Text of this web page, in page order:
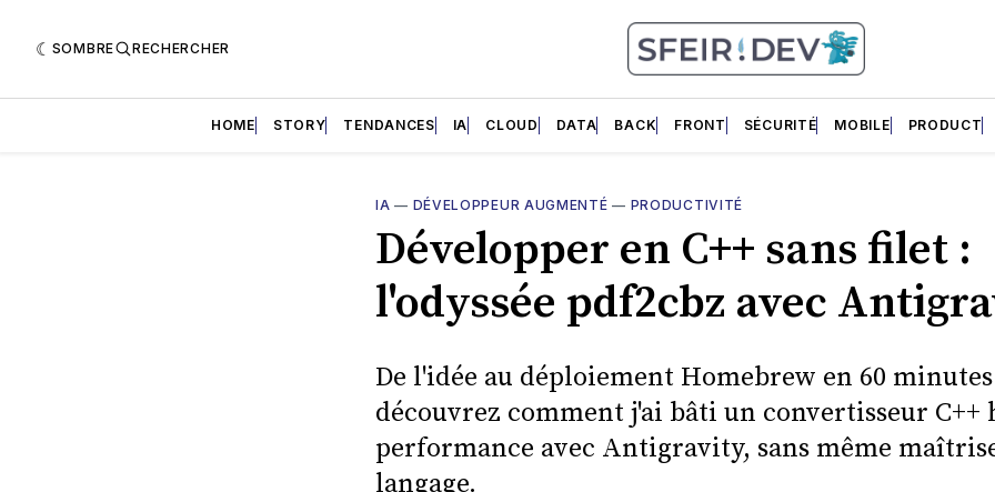
SOMBRE RECHERCHER
HOME STORY TENDANCES IA CLOUD DATA BACK FRONT SÉCURITÉ MOBILE PRODUCT
IA — DÉVELOPPEUR AUGMENTÉ — PRODUCTIVITÉ
Développer en C++ sans filet :
l'odyssée pdf2cbz avec
De l'idée au déploiement Homebrew en 60
découvrez comment j'ai bâti un convertisseur C++
performance avec Antigravity, sans même
langage.